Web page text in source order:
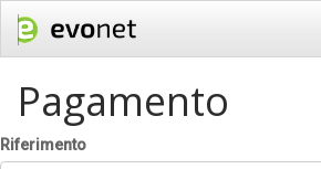
Pagamento
Riferimento